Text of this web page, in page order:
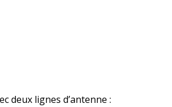
deux lignes d’antenne :